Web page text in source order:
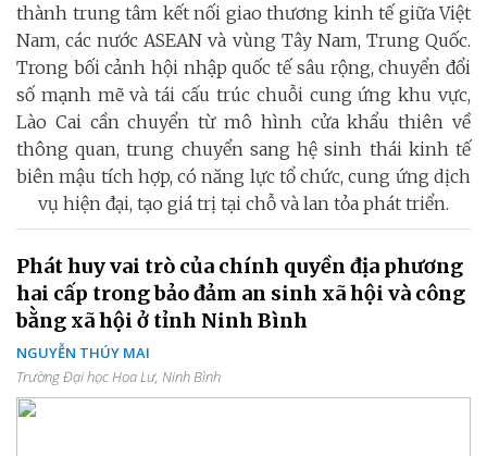
thành trung tâm kết nối giao thương kinh tế giữa Việt
Nam, các nước ASEAN và vùng Tây Nam, Trung Quốc.
Trong bối cảnh hội nhập quốc tế sâu rộng, chuyển đổi
số mạnh mẽ và tái cấu trúc chuỗi cung ứng khu vực,
Lào Cai cần chuyển từ mô hình cửa khẩu thiên về
thông quan, trung chuyển sang hệ sinh thái kinh tế
biên mậu tích hợp, có năng lực tổ chức, cung ứng dịch
vụ hiện đại, tạo giá trị tại chỗ và lan tỏa phát triển.
Phát huy vai trò của chính quyền địa phương
hai cấp trong bảo đảm an sinh xã hội và công
bằng xã hội ở tỉnh Ninh Bình
NGUYỄN THÚY MAI
Trường Đại học Hoa Lư, Ninh Bình